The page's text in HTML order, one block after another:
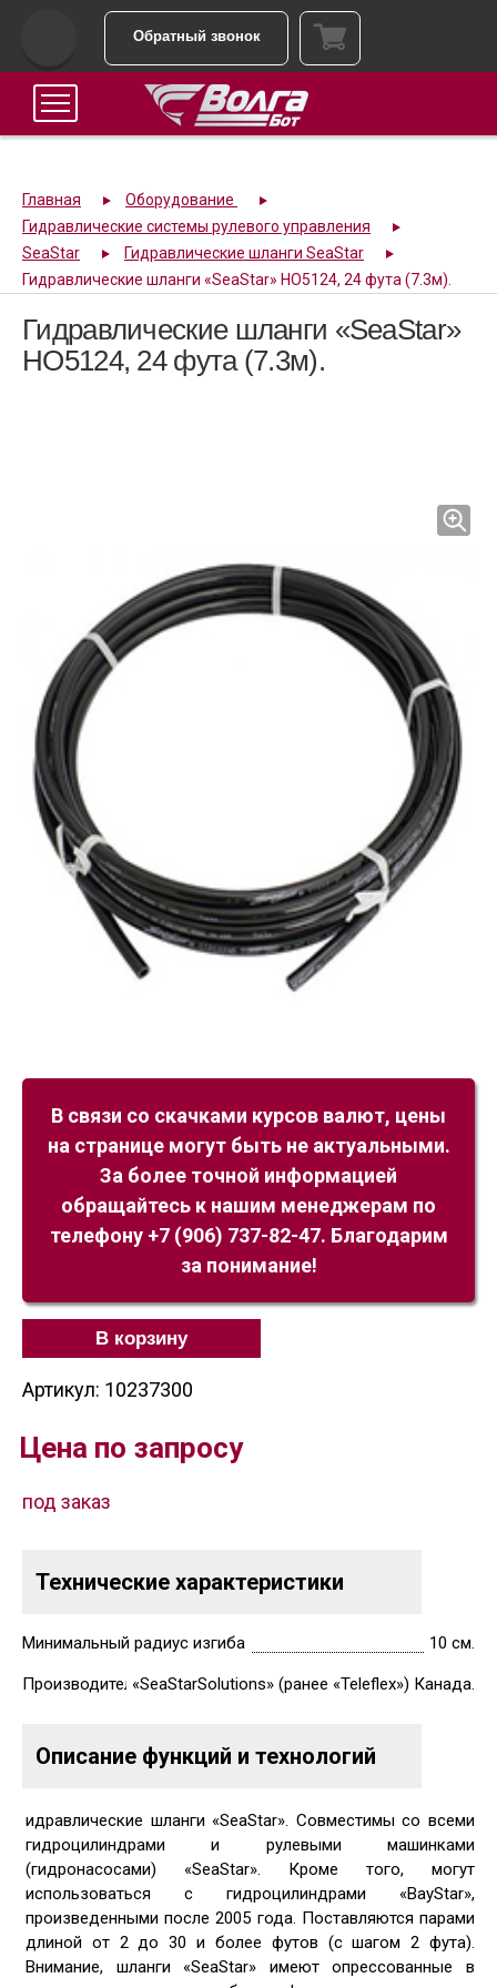
Обратный звонок
Главная
Оборудование
Гидравлические системы рулевого управления
SeaStar
Гидравлические шланги SeaStar
Гидравлические шланги «SeaStar» HO5124, 24 фута (7.3м).
Гидравлические шланги «SeaStar»
HO5124, 24 фута (7.3м).
В связи со скачками курсов валют, цены
на странице могут быть не актуальными.
За более точной информацией
обращайтесь к нашим менеджерам по
телефону +7 (906) 737-82-47. Благодарим
за понимание!
В корзину
Артикул: 10237300
Цена по запросу
под заказ
Технические характеристики
Минимальный радиус изгиба 10 см.
Производитель«SeaStarSolutions» (ранее «Teleflex») Канада.
Описание функций и технологий
идравлические шланги «SeaStar». Совместимы со всеми
гидроцилиндрами и рулевыми машинками
(гидронасосами) «SeaStar». Кроме того, могут
использоваться с гидроцилиндрами «BayStar»,
произведенными после 2005 года. Поставляются парами
длиной от 2 до 30 и более футов (с шагом 2 фута).
Внимание, шланги «SeaStar» имеют опрессованные в